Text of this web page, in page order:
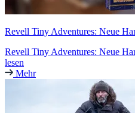
Revell Tiny Adventures: Neue
Revell Tiny Adventures: Neue
lesen
Mehr